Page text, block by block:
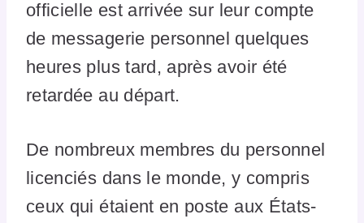
officielle est arrivée sur leur compte
de messagerie personnel quelques
heures plus tard, après avoir été
retardée au départ.
De nombreux membres du personnel
licenciés dans le monde, y compris
ceux qui étaient en poste aux États-